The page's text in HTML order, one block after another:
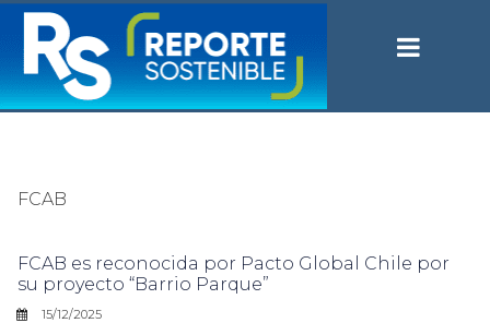
FCAB
FCAB es reconocida por Pacto Global Chile por
su proyecto “Barrio Parque”
15/12/2025